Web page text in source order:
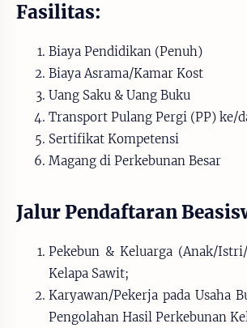
Fasilitas:
Biaya Pendidikan (Penuh)
Biaya Asrama/Kamar Kost
Uang Saku & Uang Buku
Transport Pulang Pergi (PP) ke/
Sertifikat Kompetensi
Magang di Perkebunan Besar
Jalur Pendaftaran
Pekebun & Keluarga (Anak/
Kelapa Sawit;
Karyawan/Pekerja pada Usaha
Pengolahan Hasil Perkebunan